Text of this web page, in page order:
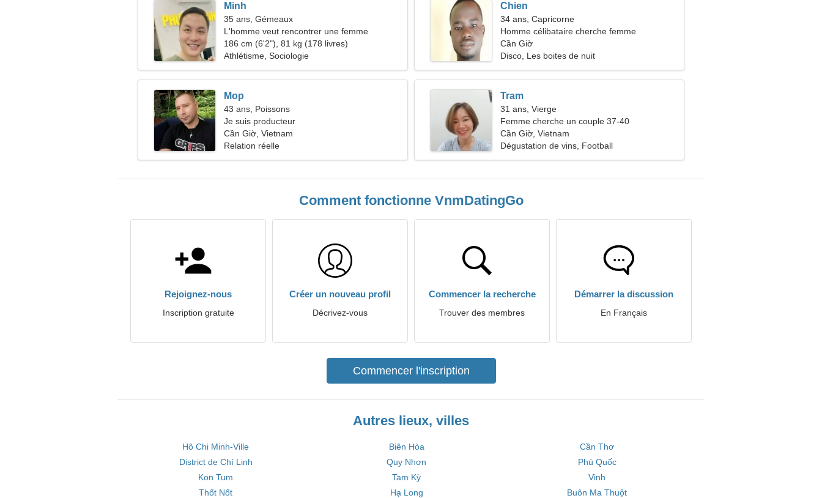
Minh
35 ans, Gémeaux
L'homme veut rencontrer une femme
186 cm (6'2"), 81 kg (178 livres)
Athlétisme, Sociologie
Chien
34 ans, Capricorne
Homme célibataire cherche femme
Cần Giờ
Disco, Les boites de nuit
Mop
43 ans, Poissons
Je suis producteur
Cần Giờ, Vietnam
Relation réelle
Tram
31 ans, Vierge
Femme cherche un couple 37-40
Cần Giờ, Vietnam
Dégustation de vins, Football
Comment fonctionne VnmDatingGo
Rejoignez-nous
Inscription gratuite
Créer un nouveau profil
Décrivez-vous
Commencer la recherche
Trouver des membres
Démarrer la discussion
En Français
Commencer l'inscription
Autres lieux, villes
Hô Chi Minh-Ville Biên Hòa
Cần Thơ
District de Chí Linh
Quy Nhơn
Phú Quốc
Kon Tum
Tam Kỳ
Vinh
Thốt Nốt
Hạ Long Buôn Ma Thuột